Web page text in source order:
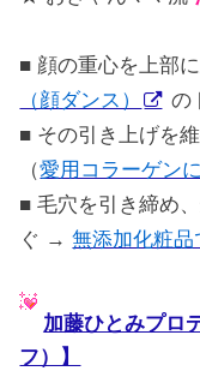
■ 顔の重心を上部
（顔ダンス）
の
■ その引き上げを
（愛用コラーゲン
■ 毛穴を引き締め
ぐ →無添加化粧品
加藤ひとみプロ
フ）】